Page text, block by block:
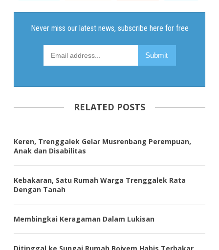
RELATED POSTS
Keren, Trenggalek Gelar Musrenbang Perempuan,
Anak dan Disabilitas
Kebakaran, Satu Rumah Warga Trenggalek Rata
Dengan Tanah
Membingkai Keragaman Dalam Lukisan